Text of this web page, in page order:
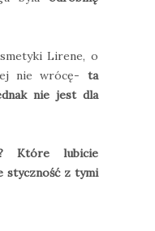
Lirene, o
nie wrócę- ta
nie jest dla
Które lubicie
styczność z tymi